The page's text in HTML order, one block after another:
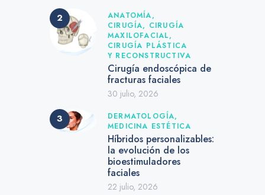
ANATOMÍA,
CIRUGÍA, CIRUGÍA
MAXILOFACIAL,
CIRUGÍA PLÁSTICA
Y RECONSTRUCTIVA
Cirugía endoscópica de
fracturas faciales
30 julio, 2026
DERMATOLOGÍA,
MEDICINA ESTÉTICA
Híbridos personalizables:
la evolución de los
bioestimuladores
faciales
22 julio, 2026